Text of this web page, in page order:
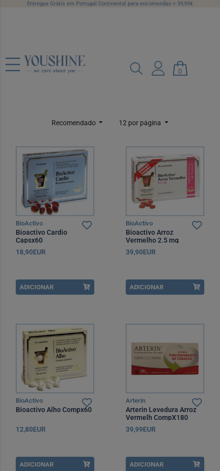
Entregas Grátis em Portugal Continental para encomendas > 39,99€
0
Cardiovascular
Recomendado 12 por página
BioActivo
Bioactivo Cardio
Capsx60
18,90EUR
ADICIONAR
BioActivo
Bioactivo Arroz
Vermelho 2.5 mg
Comprimidos 180
Unidade(s) Embalagem
39,90EUR
ADICIONAR
BioActivo
Bioactivo Alho Compx60
12,80EUR
ADICIONAR
Arterin
Arterin Levedura Arroz
Vermelh CompX180
39,99EUR
ADICIONAR